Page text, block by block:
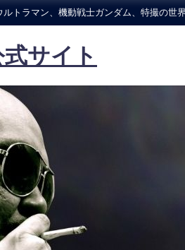
ルトラマン、機動戦士ガンダム、特撮の世
サイト